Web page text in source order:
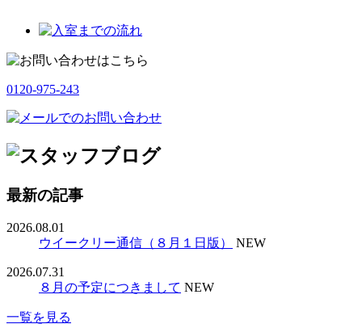
0120-975-243
最新の記事
2026.08.01
ウイークリー通信（８月１日版）
NEW
2026.07.31
８月の予定につきまして NEW
一覧を見る